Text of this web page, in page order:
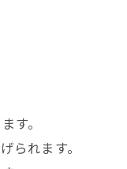
す。
られます。